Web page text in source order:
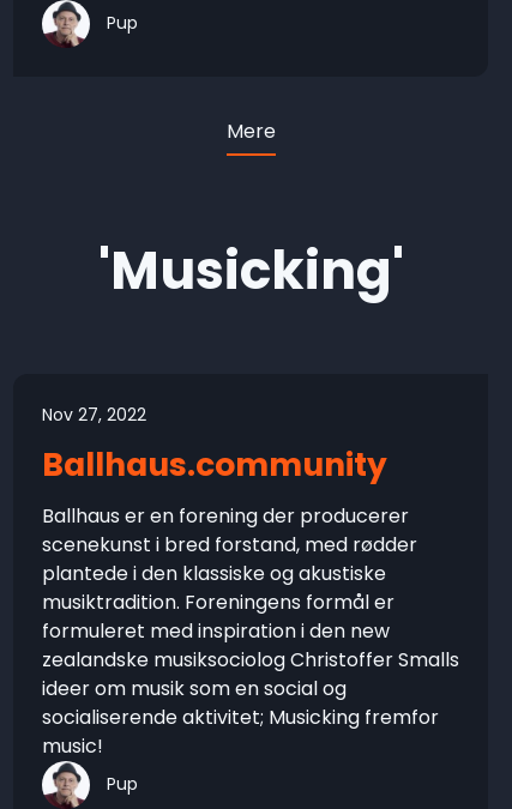
Pup
Mere
'Musicking'
Nov 27, 2022
Ballhaus.community
Ballhaus er en forening der producerer
scenekunst i bred forstand, med rødder
plantede i den klassiske og akustiske
musiktradition. Foreningens formål er
formuleret med inspiration i den new
zealandske musiksociolog Christoffer Smalls
ideer om musik som en social og
socialiserende aktivitet; Musicking fremfor
music!
Pup